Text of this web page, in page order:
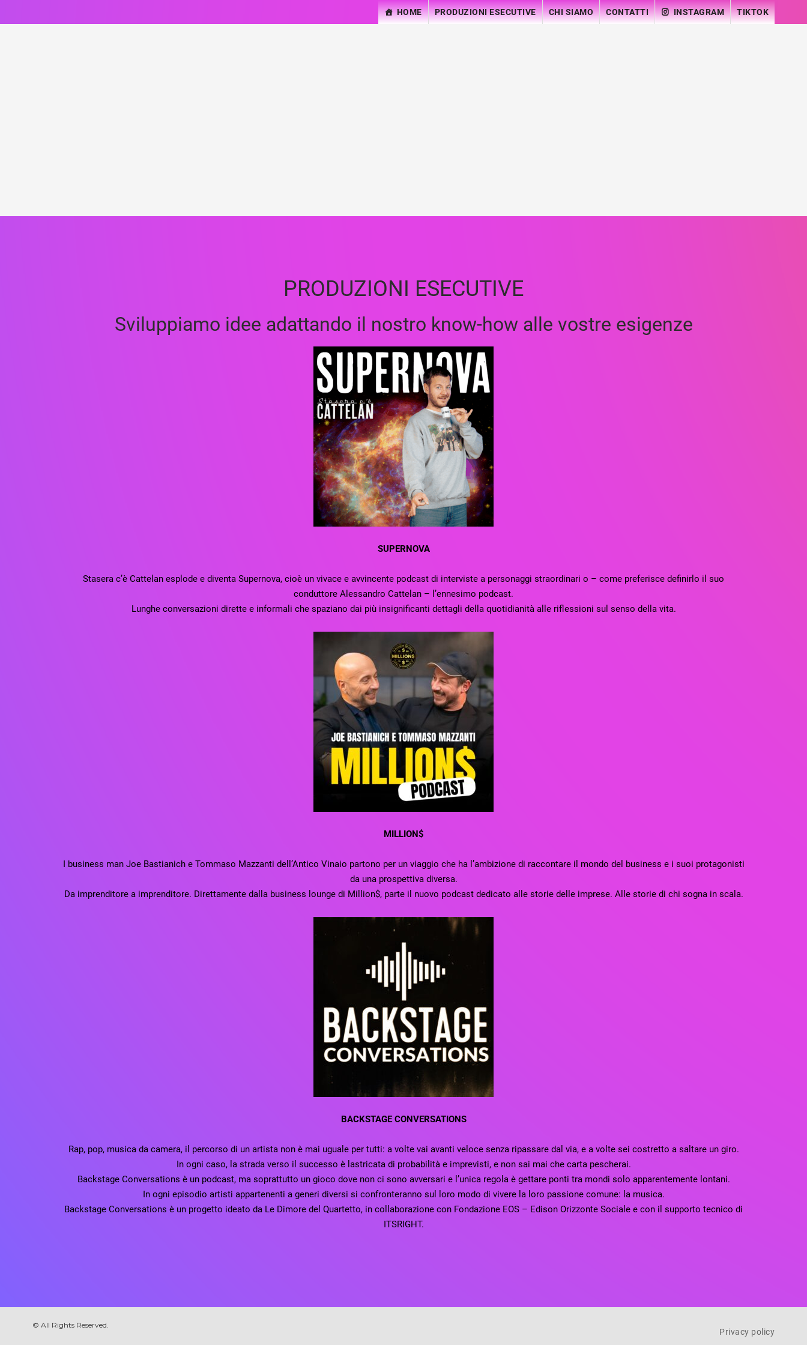
HOME PRODUZIONI ESECUTIVE CHI SIAMO CONTATTI INSTAGRAM TIKTOK
PRODUZIONI ESECUTIVE
Sviluppiamo idee adattando il nostro know-how alle vostre esigenze
SUPERNOVA
Stasera c’è Cattelan esplode e diventa Supernova, cioè un vivace e avvincente podcast di interviste a personaggi straordinari o – come preferisce definirlo il suo
conduttore Alessandro Cattelan – l’ennesimo podcast.
Lunghe conversazioni dirette e informali che spaziano dai più insignificanti dettagli della quotidianità alle riflessioni sul senso della vita.
MILLION$
I business man Joe Bastianich e Tommaso Mazzanti dell’Antico Vinaio partono per un viaggio che ha l’ambizione di raccontare il mondo del business e i suoi protagonisti
da una prospettiva diversa.
Da imprenditore a imprenditore. Direttamente dalla business lounge di Million$, parte il nuovo podcast dedicato alle storie delle imprese. Alle storie di chi sogna in scala.
BACKSTAGE CONVERSATIONS
Rap, pop, musica da camera, il percorso di un artista non è mai uguale per tutti: a volte vai avanti veloce senza ripassare dal via, e a volte sei costretto a saltare un giro.
In ogni caso, la strada verso il successo è lastricata di probabilità e imprevisti, e non sai mai che carta pescherai.
Backstage Conversations è un podcast, ma soprattutto un gioco dove non ci sono avversari e l’unica regola è gettare ponti tra mondi solo apparentemente lontani.
In ogni episodio artisti appartenenti a generi diversi si confronteranno sul loro modo di vivere la loro passione comune: la musica.
Backstage Conversations è un progetto ideato da Le Dimore del Quartetto, in collaborazione con Fondazione EOS – Edison Orizzonte Sociale e con il supporto tecnico di
ITSRIGHT.
Privacy policy
© All Rights Reserved.